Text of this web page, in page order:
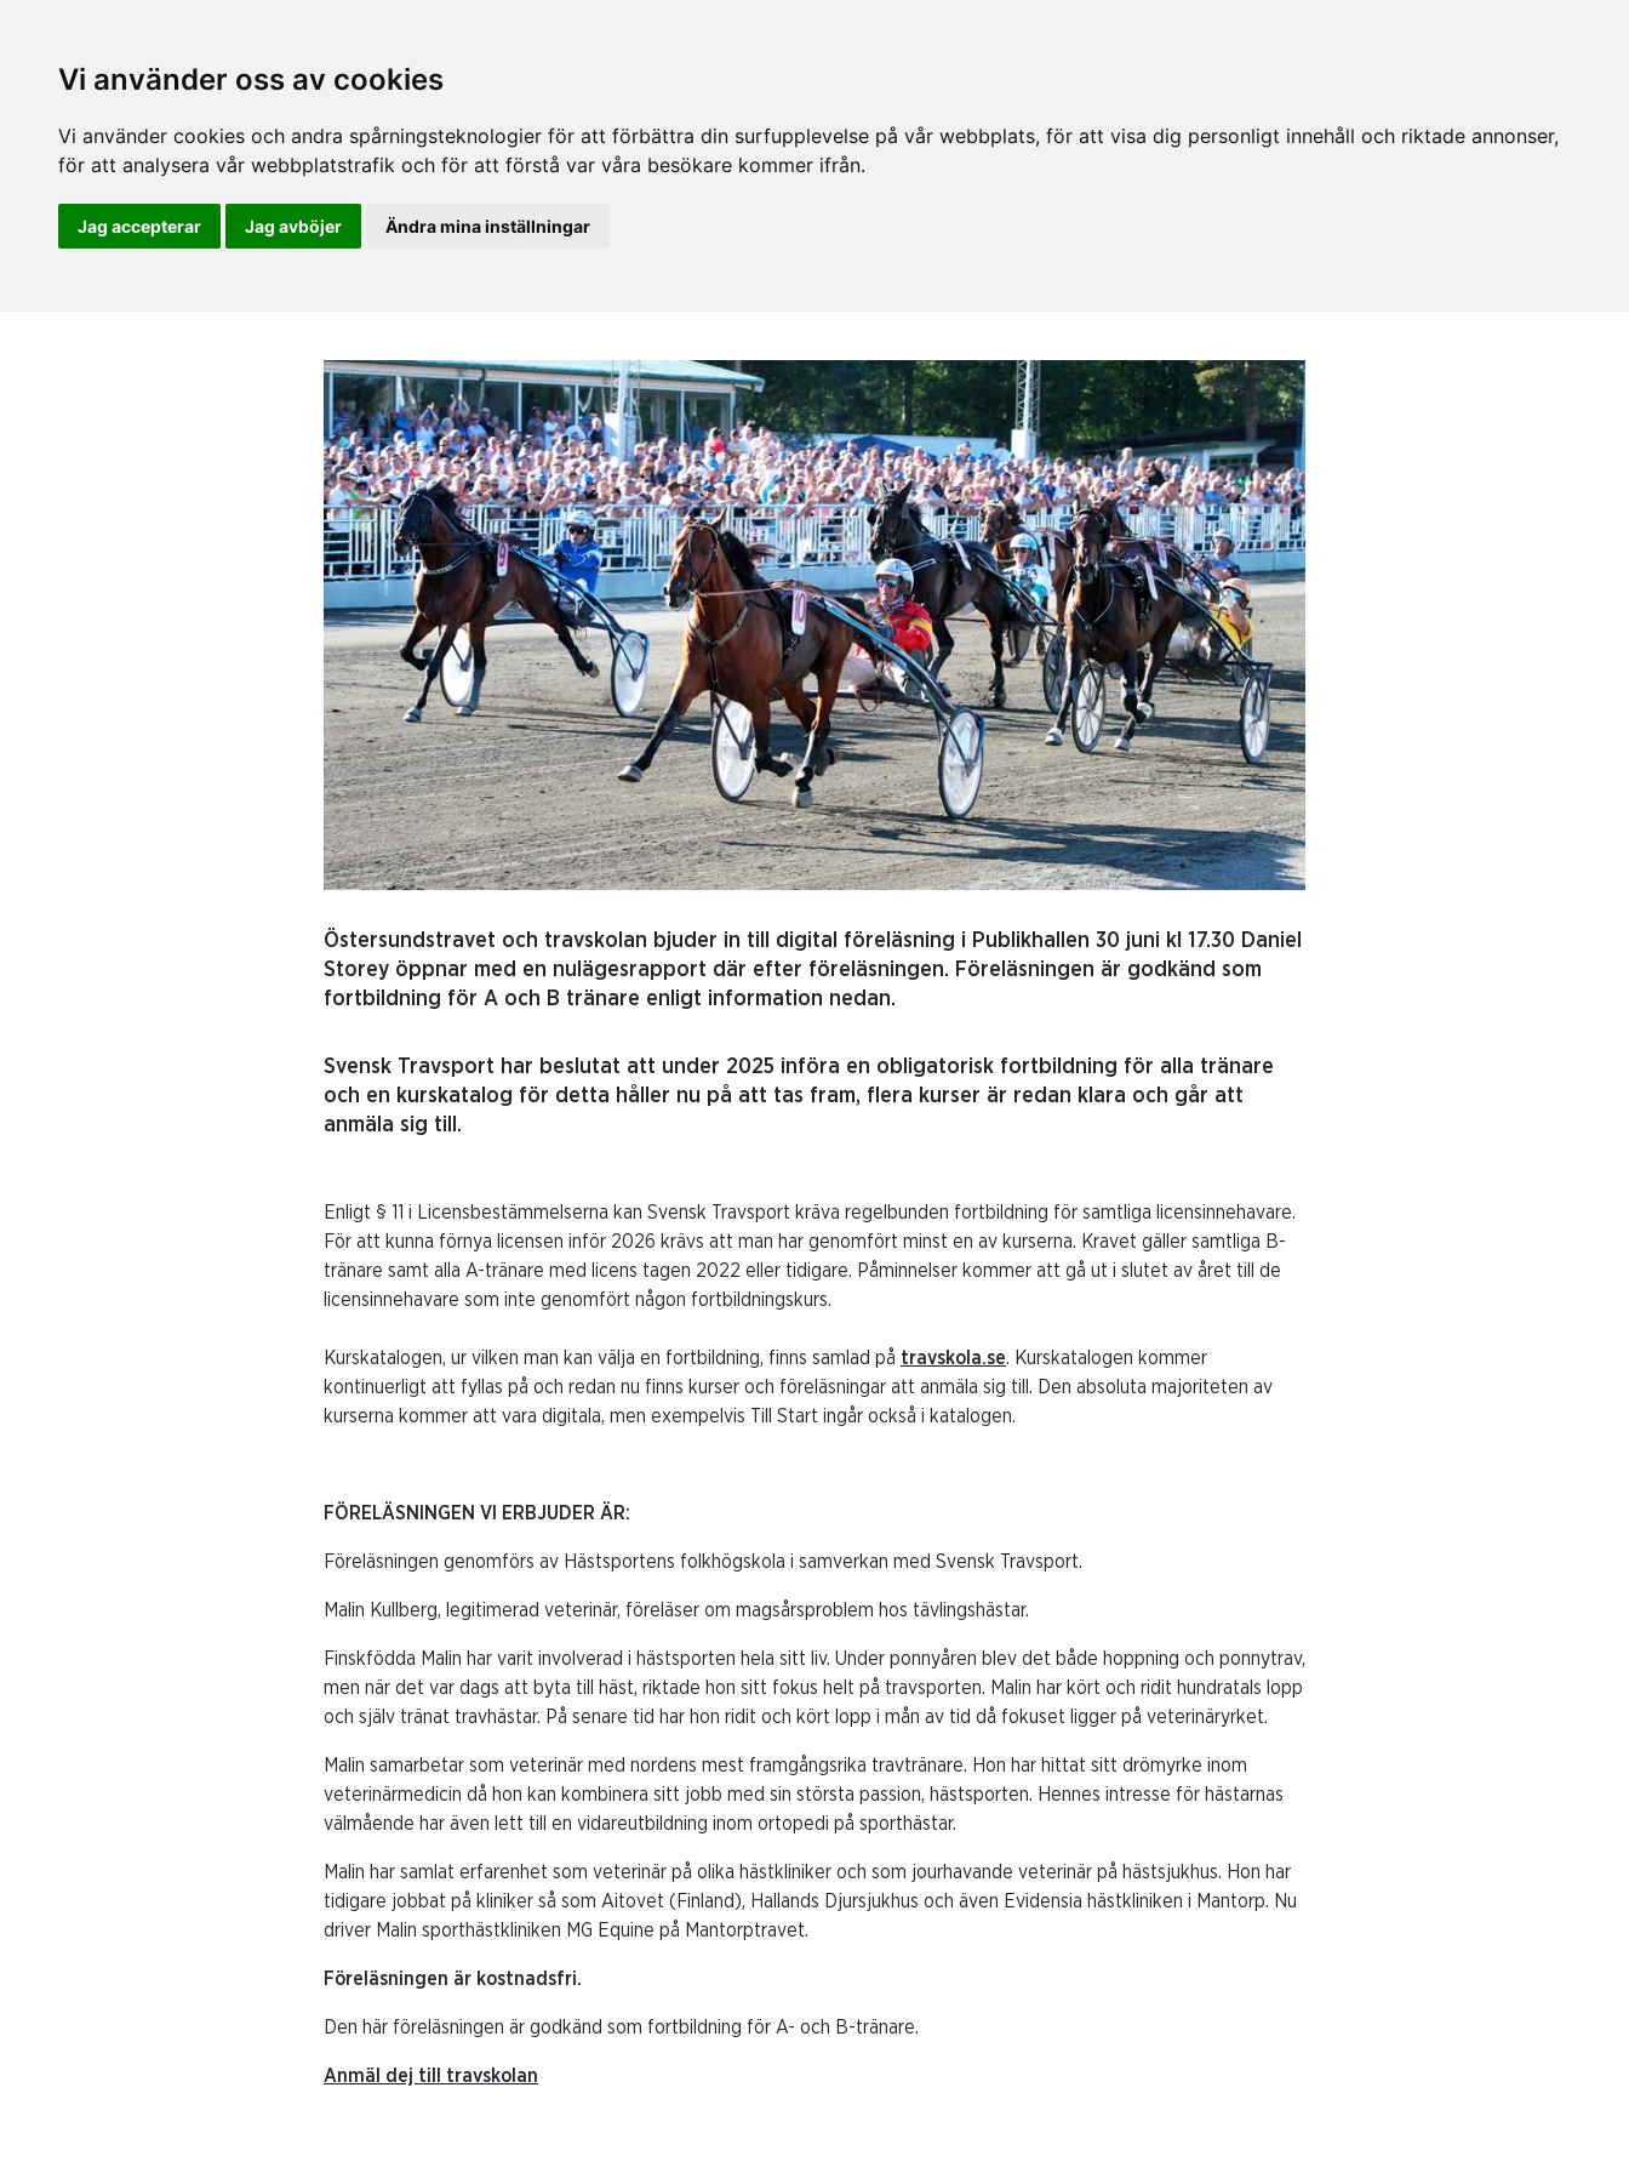
Vi använder oss av cookies
Vi använder cookies och andra spårningsteknologier för att förbättra din surfupplevelse på vår webbplats, för att visa dig personligt innehåll och riktade annonser,
för att analysera vår webbplatstrafik och för att förstå var våra besökare kommer ifrån.
Jag accepterar Jag avböjer Ändra mina inställningar
Östersundstravet och travskolan bjuder in till digital föreläsning i Publikhallen 30 juni kl 17.30 Daniel
Storey öppnar med en nulägesrapport där efter föreläsningen. Föreläsningen är godkänd som
fortbildning för A och B tränare enligt information nedan.
Svensk Travsport har beslutat att under 2025 införa en obligatorisk fortbildning för alla tränare
och en kurskatalog för detta håller nu på att tas fram, flera kurser är redan klara och går att
anmäla sig till.
Enligt § 11 i Licensbestämmelserna kan Svensk Travsport kräva regelbunden fortbildning för samtliga licensinnehavare.
För att kunna förnya licensen inför 2026 krävs att man har genomfört minst en av kurserna. Kravet gäller samtliga B-
tränare samt alla A-tränare med licens tagen 2022 eller tidigare. Påminnelser kommer att gå ut i slutet av året till de
licensinnehavare som inte genomfört någon fortbildningskurs.
Kurskatalogen, ur vilken man kan välja en fortbildning, finns samlad på travskola.se. Kurskatalogen kommer
kontinuerligt att fyllas på och redan nu finns kurser och föreläsningar att anmäla sig till. Den absoluta majoriteten av
kurserna kommer att vara digitala, men exempelvis Till Start ingår också i katalogen.
FÖRELÄSNINGEN VI ERBJUDER ÄR:
Föreläsningen genomförs av Hästsportens folkhögskola i samverkan med Svensk Travsport.
Malin Kullberg, legitimerad veterinär, föreläser om magsårsproblem hos tävlingshästar.
Finskfödda Malin har varit involverad i hästsporten hela sitt liv. Under ponnyåren blev det både hoppning och ponnytrav,
men när det var dags att byta till häst, riktade hon sitt fokus helt på travsporten. Malin har kört och ridit hundratals lopp
och själv tränat travhästar. På senare tid har hon ridit och kört lopp i mån av tid då fokuset ligger på veterinäryrket.
Malin samarbetar som veterinär med nordens mest framgångsrika travtränare. Hon har hittat sitt drömyrke inom
veterinärmedicin då hon kan kombinera sitt jobb med sin största passion, hästsporten. Hennes intresse för hästarnas
välmående har även lett till en vidareutbildning inom ortopedi på sporthästar.
Malin har samlat erfarenhet som veterinär på olika hästkliniker och som jourhavande veterinär på hästsjukhus. Hon har
tidigare jobbat på kliniker så som Aitovet (Finland), Hallands Djursjukhus och även Evidensia hästkliniken i Mantorp. Nu
driver Malin sporthästkliniken MG Equine på Mantorptravet.
Föreläsningen är kostnadsfri.
Den här föreläsningen är godkänd som fortbildning för A- och B-tränare.
Anmäl dej till travskolan